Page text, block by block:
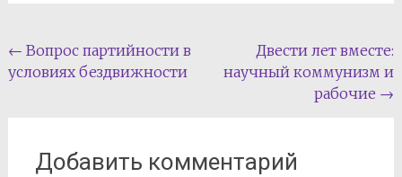
Навигация
по
← Вопрос партийности в
условиях бездвижности
Двести лет вместе:
научный коммунизм и
рабочие →
Добавить комментарий